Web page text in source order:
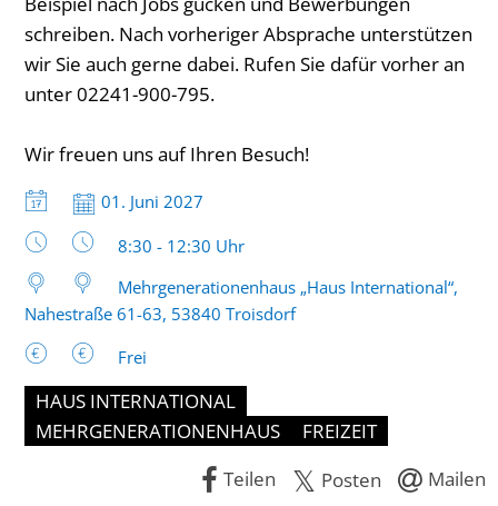
schreiben. Nach vorheriger Absprache unterstützen
wir Sie auch gerne dabei. Rufen Sie dafür vorher an
unter 02241-900-795.
Wir freuen uns auf Ihren Besuch!
Datum:
01. Juni 2027
Uhrzeit:
8:30 - 12:30 Uhr
Mehrgenerationenhaus „Haus International“,
Nahestraße 61-63, 53840 Troisdorf
Frei
HAUS INTERNATIONAL
MEHRGENERATIONENHAUS
FREIZEIT
Teilen
Posten
Mailen